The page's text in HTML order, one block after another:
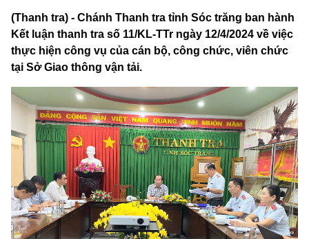
(Thanh tra) - Chánh Thanh tra tỉnh Sóc trăng ban hành
Kết luận thanh tra số 11/KL-TTr ngày 12/4/2024 về việc
thực hiện công vụ của cán bộ, công chức, viên chức
tại Sở Giao thông vận tải.